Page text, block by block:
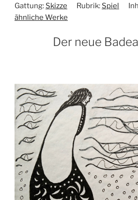
Gattung: Skizze Rubrik: Spiel
ähnliche Werke
Der neue